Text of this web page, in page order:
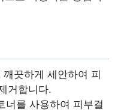
깨끗하게 세안하여 피
거합니다.
너를 사용하여 피부결